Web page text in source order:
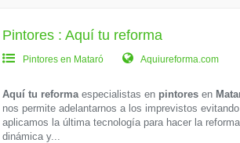
Pintores : Aquí tu reforma
Pintores en Mataró Aquiureforma.com
Aquí tu reformaespecialistas en pintores en
nos permite adelantarnos a los imprevistos
aplicamos la última tecnología para hacer la
dinámica y...